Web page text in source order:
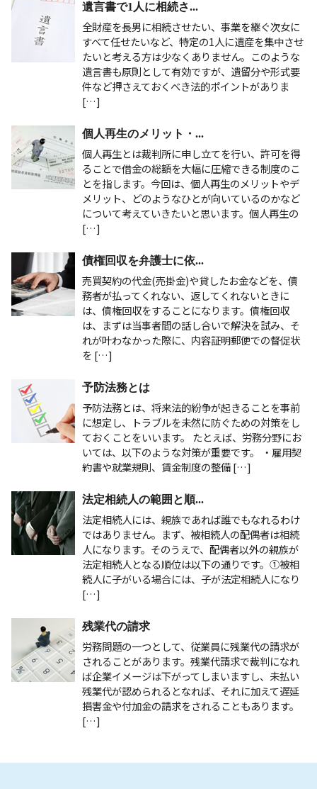
遺言書で1人に相続さ...
全財産を長男に相続させたい、事業を継ぐ次女に
すべて任せたいなど、特定の1人に遺産を集中させ
たいと考える方は少なくありません。このような
遺言書も原則として有効ですが、遺留分や形式要
件など押さえておくべき法的ポイントがありま
[…]
個人再生のメリット・...
個人再生とは裁判所に申し立てを行い、許可を得
ることで借金の総額を大幅に圧縮できる制度のこ
とを指します。今回は、個人再生のメリットやデ
メリット、どのようなひとが向いているのかなど
について考えていきたいと思います。個人再生の
[…]
債権回収を弁護士に依...
売買契約の代金(売掛金)や貸したお金などを、債
務者が払ってくれない、返してくれないときに
は、債権回収をすることになります。債権回収
は、まずは当事者間の話し合いで解決を試み、そ
れが叶わなかった際に、内容証明郵便での督促状
を […]
予防法務とは
予防法務とは、将来法的紛争が起きることを事前
に想定し、トラブルを未然に防ぐための対策をし
ておくことをいいます。 たとえば、労務分野にお
いては、以下のような対策が重要です。 ・雇用契
約書や就業規則、賃金制度の整備 […]
法定相続人の範囲と順...
法定相続人には、親族であれば誰でもなれるわけ
ではありません。まず、被相続人の配偶者は相続
人になります。そのうえで、配偶者以外の親族が
法定相続人となる順位は以下の通りです。①被相
続人に子がいる場合には、子が法定相続人になり
[…]
残業代の請求
労務問題の一つとして、従業員に残業代の請求が
されることがあります。残業代請求で裁判になれ
ば企業イメージは下がってしまいますし、未払い
残業代が認められるとなれば、それに加えて遅延
損害金や付加金の請求をされることもあります。
[…]